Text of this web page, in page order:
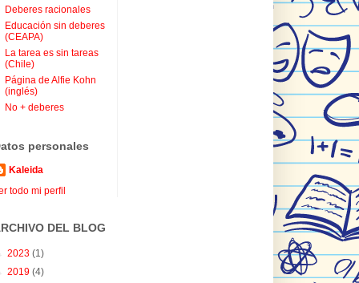
Deberes racionales
Educación sin deberes
(CEAPA)
La tarea es sin tareas
(Chile)
Página de Alfie Kohn
(inglés)
No + deberes
personales
Kaleida
todo mi perfil
DEL BLOG
2023 (1)
2019 (4)